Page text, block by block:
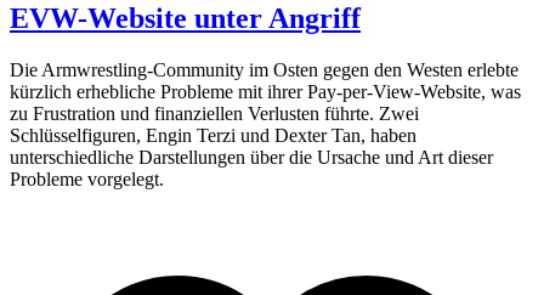
EVW-Website unter Angriff
Die Armwrestling-Community im Osten gegen den Westen erlebte
kürzlich erhebliche Probleme mit ihrer Pay-per-View-Website, was
zu Frustration und finanziellen Verlusten führte. Zwei
Schlüsselfiguren, Engin Terzi und Dexter Tan, haben
unterschiedliche Darstellungen über die Ursache und Art dieser
Probleme vorgelegt.